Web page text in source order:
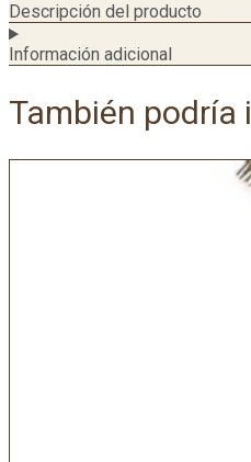
Descripción del producto
Información adicional
También podría